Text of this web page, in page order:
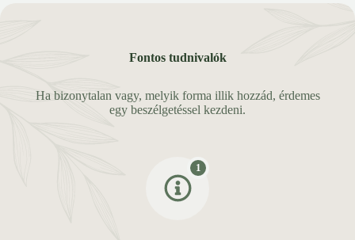
Fontos tudnivalók
Ha bizonytalan vagy, melyik forma illik hozzád, érdemes
egy beszélgetéssel kezdeni.
1